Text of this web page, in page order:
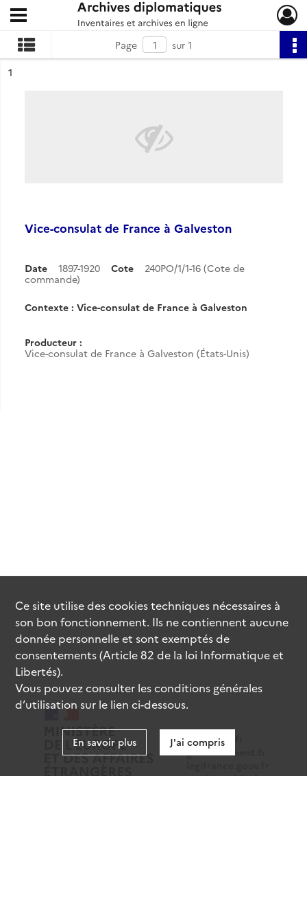
Archives diplomatiques
Ouvrir le menu déroulant
Page
sur 1
n°
1
Vice-consulat de France à Galveston
Date 1897-1920 Cote
240PO/1/1-16 (Cote de
commande)
Contexte : Vice-consulat de France à Galveston
Producteur :
Vice-consulat de France à Galveston (États-Unis)
data.gouv.fr
gouvernement.fr
service-public.fr
Ce site utilise descookiestechniques nécessaires à
son bon fonctionnement. Ils ne contiennent aucune
donnée personnelle et sont exemptés de
consentements (Article 82 de la loi Informatique et
Libertés).
Vous pouvez consulter les conditions générales
d’utilisation sur le lien ci-dessous.
En savoir plus J'ai compris